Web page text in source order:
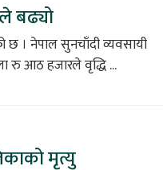
बढ्यो
छ । नेपाल सुनचाँदी व्यवसायी
रु आठ हजारले वृद्धि ...
मृत्यु